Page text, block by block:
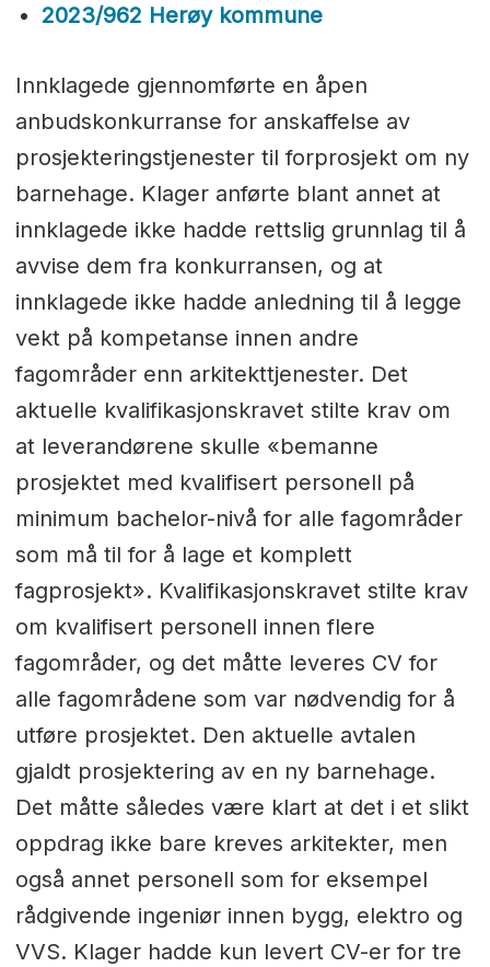
2023/962 Herøy kommune
Innklagede gjennomførte en åpen
anbudskonkurranse for anskaffelse av
prosjekteringstjenester til forprosjekt om ny
barnehage. Klager anførte blant annet at
innklagede ikke hadde rettslig grunnlag til å
avvise dem fra konkurransen, og at
innklagede ikke hadde anledning til å legge
vekt på kompetanse innen andre
fagområder enn arkitekttjenester. Det
aktuelle kvalifikasjonskravet stilte krav om
at leverandørene skulle «bemanne
prosjektet med kvalifisert personell på
minimum bachelor-nivå for alle fagområder
som må til for å lage et komplett
fagprosjekt». Kvalifikasjonskravet stilte krav
om kvalifisert personell innen flere
fagområder, og det måtte leveres CV for
alle fagområdene som var nødvendig for å
utføre prosjektet. Den aktuelle avtalen
gjaldt prosjektering av en ny barnehage.
Det måtte således være klart at det i et slikt
oppdrag ikke bare kreves arkitekter, men
også annet personell som for eksempel
rådgivende ingeniør innen bygg, elektro og
VVS. Klager hadde kun levert CV-er for tre